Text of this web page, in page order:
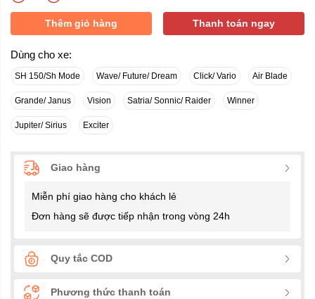
Thêm giỏ hàng Thanh toán ngay
Dùng cho xe:
SH 150/Sh Mode Wave/ Future/ Dream Click/ Vario Air Blade
Grande/ Janus Vision Satria/ Sonnic/ Raider Winner
Jupiter/ Sirius Exciter
Giao hàng
Miễn phí giao hàng cho khách lẻ
Đơn hàng sẽ được tiếp nhận trong vòng 24h
Quy tắc COD
Phương thức thanh toán